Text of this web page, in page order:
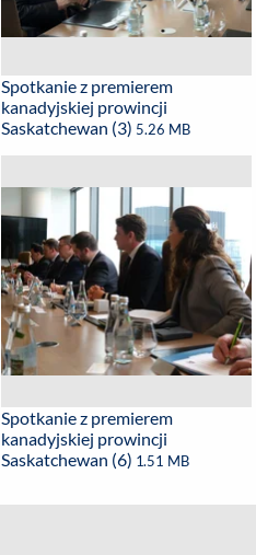
Spotkanie z premierem
kanadyjskiej prowincji
Saskatchewan (3) 5.26 MB
Spotkanie z premierem
kanadyjskiej prowincji
Saskatchewan (6) 1.51 MB